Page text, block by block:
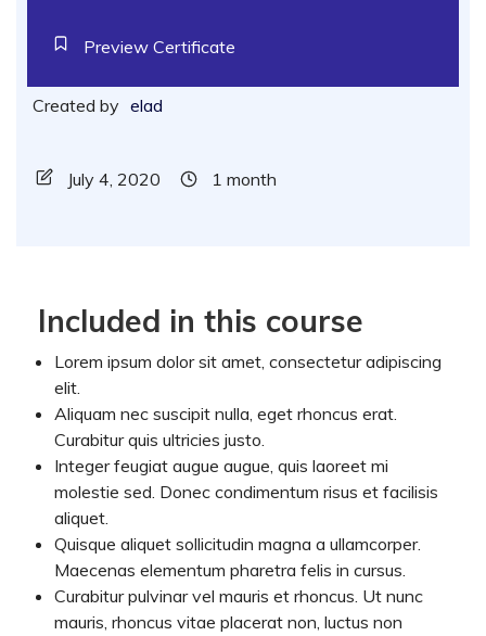
Preview Certificate
Created by elad
July 4, 2020 1 month
Included in this course
Lorem ipsum dolor sit amet, consectetur adipiscing
elit.
Aliquam nec suscipit nulla, eget rhoncus erat.
Curabitur quis ultricies justo.
Integer feugiat augue augue, quis laoreet mi
molestie sed. Donec condimentum risus et facilisis
aliquet.
Quisque aliquet sollicitudin magna a ullamcorper.
Maecenas elementum pharetra felis in cursus.
Curabitur pulvinar vel mauris et rhoncus. Ut nunc
mauris, rhoncus vitae placerat non, luctus non